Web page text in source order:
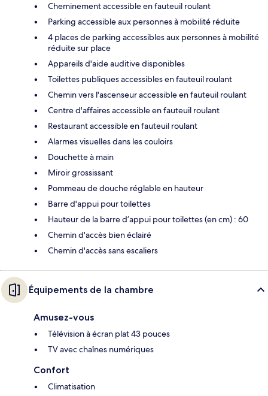
Cheminement accessible en fauteuil roulant
Parking accessible aux personnes à mobilité réduite
4 places de parking accessibles aux personnes à mobilité
réduite sur place
Appareils d'aide auditive disponibles
Toilettes publiques accessibles en fauteuil roulant
Chemin vers l'ascenseur accessible en fauteuil roulant
Centre d'affaires accessible en fauteuil roulant
Restaurant accessible en fauteuil roulant
Alarmes visuelles dans les couloirs
Douchette à main
Miroir grossissant
Pommeau de douche réglable en hauteur
Barre d'appui pour toilettes
Hauteur de la barre d’appui pour toilettes (en cm) : 60
Chemin d'accès bien éclairé
Chemin d'accès sans escaliers
Équipements de la chambre
Amusez-vous
Télévision à écran plat 43 pouces
TV avec chaînes numériques
Confort
Climatisation